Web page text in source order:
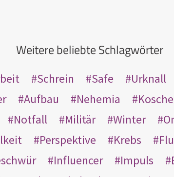
Weitere beliebte Schlagwörter
Schrein Safe Urknall
Aufbau Nehemia
Notfall Militär Winter
Perspektive Krebs
Influencer Impuls